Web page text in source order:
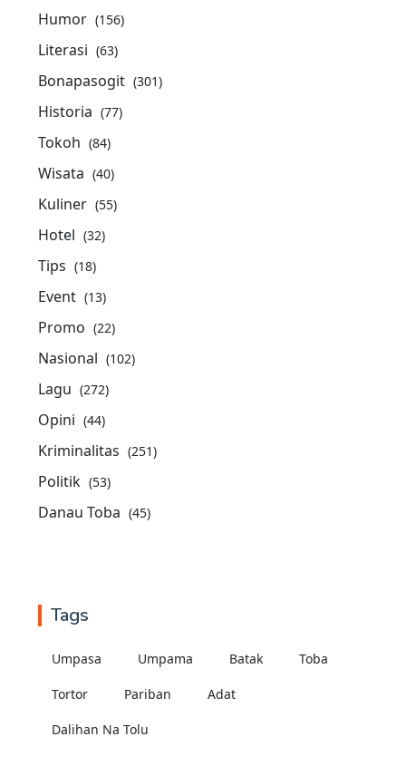
Humor (156)
Literasi (63)
Bonapasogit (301)
Historia (77)
Tokoh (84)
Wisata (40)
Kuliner (55)
Hotel (32)
Tips (18)
Event (13)
Promo (22)
Nasional (102)
Lagu (272)
Opini (44)
Kriminalitas (251)
Politik (53)
Danau Toba (45)
Tags
Umpasa Umpama Batak Toba
Tortor Pariban Adat
Dalihan Na Tolu